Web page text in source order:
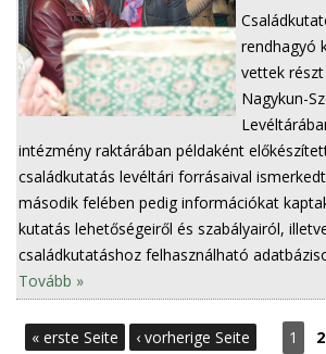
rendhagyó
vettek
Nagykun-
intézmény raktárában példaként
családkutatás levéltári forrásaival
második felében pedig információkat
kutatás lehetőségeiről és szabályairól,
családkutatáshoz felhasználható
Tovább »
S« erste Seite ‹ vorherige Seite 1 2